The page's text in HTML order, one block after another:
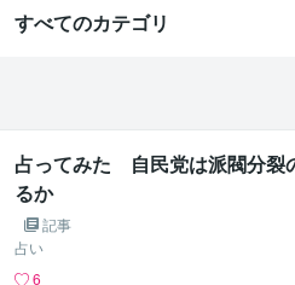
すべてのカテゴリ
占ってみた 自民党は派閥分裂
るか
記事
占い
6